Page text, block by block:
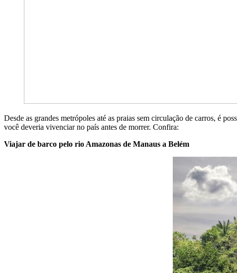
Desde as grandes metrópoles até as praias sem circulação de carros, é
você deveria vivenciar no país antes de morrer. Confira:
Viajar de barco pelo rio Amazonas de Manaus a Belém